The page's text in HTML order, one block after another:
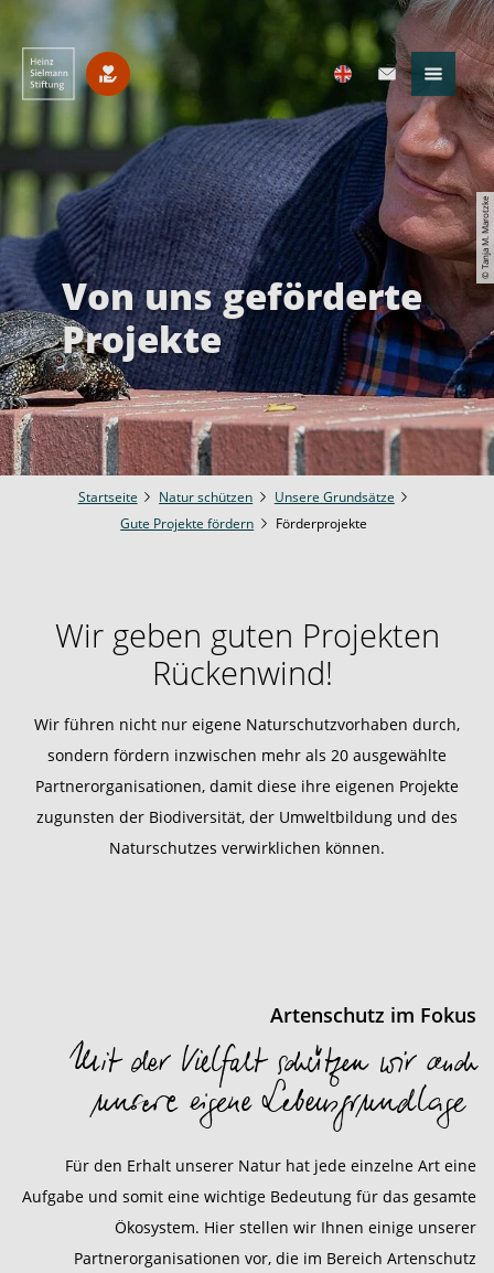
© Tanja M. Marotzke
Von uns geförderte
Projekte
Startseite Natur schützen
Unsere Grundsätze
Gute Projekte fördern
Förderprojekte
Wir geben guten Projekten
Rückenwind!
Wir führen nicht nur eigene Naturschutzvorhaben durch,
sondern fördern inzwischen mehr als 20 ausgewählte
Partnerorganisationen, damit diese ihre eigenen Projekte
zugunsten der Biodiversität, der Umweltbildung und des
Naturschutzes verwirklichen können.
Artenschutz im Fokus
Mit der Vielfalt schützen wir auch
unsere eigene Lebensgrundlage
Für den Erhalt unserer Natur hat jede einzelne Art eine
Aufgabe und somit eine wichtige Bedeutung für das gesamte
Ökosystem. Hier stellen wir Ihnen einige unserer
Partnerorganisationen vor, die im Bereich Artenschutz